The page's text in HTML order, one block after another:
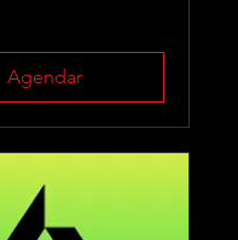
Agendar